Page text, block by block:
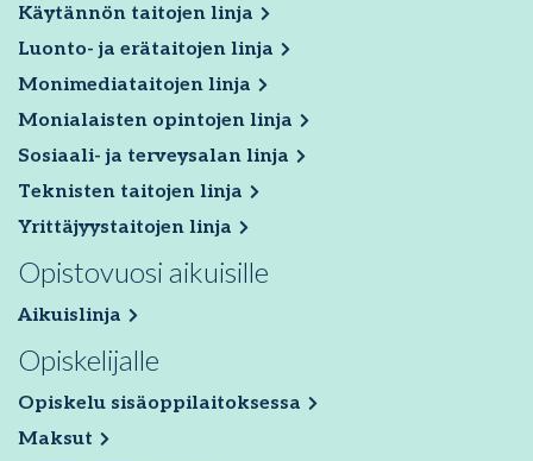
Käytännön taitojen linja
Luonto- ja erätaitojen linja
Monimediataitojen linja
Monialaisten opintojen linja
Sosiaali- ja terveysalan linja
Teknisten taitojen linja
Yrittäjyystaitojen linja
Opistovuosi aikuisille
Aikuislinja
Opiskelijalle
Opiskelu sisäoppilaitoksessa
Maksut